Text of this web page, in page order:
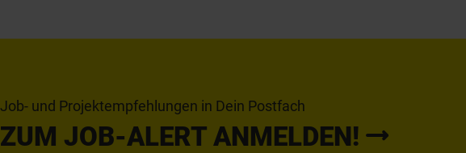
Job- und Projektempfehlungen in Dein Postfach
ZUM JOB-ALERT ANMELDEN!